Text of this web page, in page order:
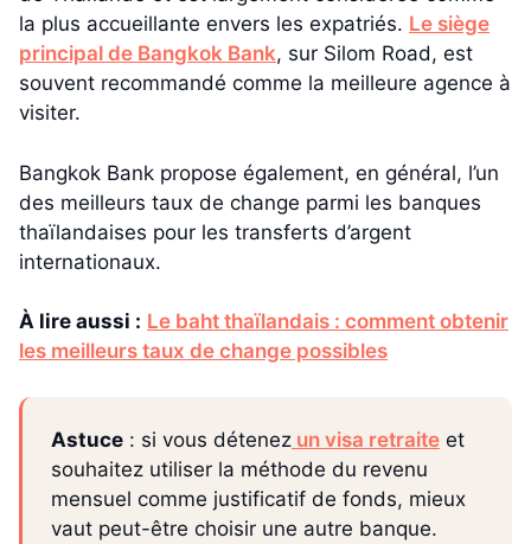
la plus accueillante envers les expatriés. Le siège
principal de Bangkok Bank, sur Silom Road, est
souvent recommandé comme la meilleure agence à
visiter.
Bangkok Bank propose également, en général, l’un
des meilleurs taux de change parmi les banques
thaïlandaises pour les transferts d’argent
internationaux.
À lire aussi : Le baht thaïlandais : comment obtenir
les meilleurs taux de change possibles
Astuce : si vous détenez un visa retraite et
souhaitez utiliser la méthode du revenu
mensuel comme justificatif de fonds, mieux
vaut peut-être choisir une autre banque.